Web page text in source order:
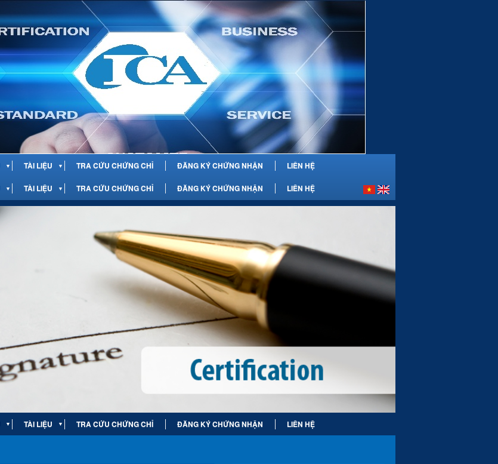
▼ TÀI LIỆU ▼ TRA CỨU CHỨNG CHỈ ĐĂNG KÝ CHỨNG NHẬN LIÊN HỆ
▼ TÀI LIỆU ▼ TRA CỨU CHỨNG CHỈ ĐĂNG KÝ CHỨNG NHẬN LIÊN HỆ
▼ TÀI LIỆU ▼ TRA CỨU CHỨNG CHỈ ĐĂNG KÝ CHỨNG NHẬN LIÊN HỆ